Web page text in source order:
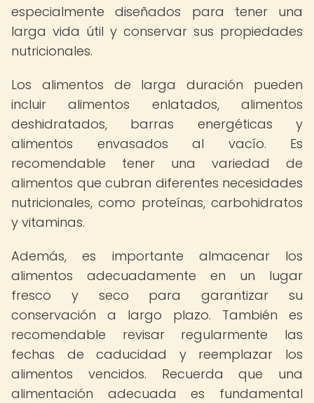
especialmente diseñados para tener una
larga vida útil y conservar sus propiedades
nutricionales.
Los alimentos de larga duración pueden
incluir alimentos enlatados, alimentos
deshidratados, barras energéticas y
alimentos envasados al vacío. Es
recomendable tener una variedad de
alimentos que cubran diferentes necesidades
nutricionales, como proteínas, carbohidratos
y vitaminas.
Además, es importante almacenar los
alimentos adecuadamente en un lugar
fresco y seco para garantizar su
conservación a largo plazo. También es
recomendable revisar regularmente las
fechas de caducidad y reemplazar los
alimentos vencidos. Recuerda que una
alimentación adecuada es fundamental